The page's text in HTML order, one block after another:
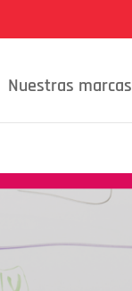
Nuestras marcas